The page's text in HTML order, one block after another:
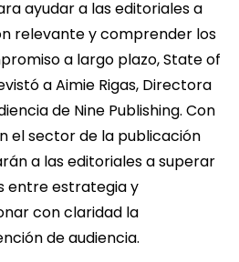
ayudar a las editoriales a
relevante y comprender los
a largo plazo, State of
a Aimie Rigas, Directora
de Nine Publishing. Con
el sector de la publicación
a las editoriales a superar
entre estrategia y
con claridad la
de audiencia.